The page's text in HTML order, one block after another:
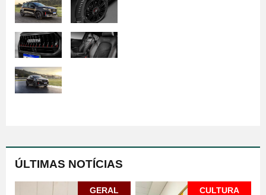
ÚLTIMAS NOTÍCIAS
GERAL CULTURA